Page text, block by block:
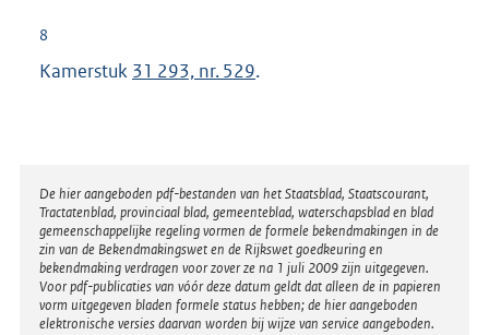
t
i
n
k
:
8
Kamerstuk 31 293, nr. 529.
Disclaimer
De hier aangeboden pdf-bestanden van het Staatsblad, Staatscourant,
Tractatenblad, provinciaal blad, gemeenteblad, waterschapsblad en blad
gemeenschappelijke regeling vormen de formele bekendmakingen in de
zin van de Bekendmakingswet en de Rijkswet goedkeuring en
bekendmaking verdragen voor zover ze na 1 juli 2009 zijn uitgegeven.
Voor pdf-publicaties van vóór deze datum geldt dat alleen de in papieren
vorm uitgegeven bladen formele status hebben; de hier aangeboden
elektronische versies daarvan worden bij wijze van service aangeboden.